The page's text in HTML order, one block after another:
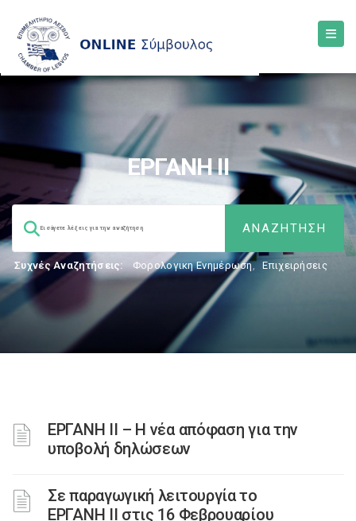
ΕΡΓΑΝΗ ΙΙ
Συχνές Αναζητήσεις: Φορολογικη Ενημέρωση, Επιχειρήσεις
ΕΡΓΑΝΗ II – Η νέα απόφαση για την
υποβολή δηλώσεων
Σε παραγωγική λειτουργία το
ΕΡΓΑΝΗ ΙΙ στις 16 Φεβρουαρίου